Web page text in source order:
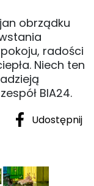
obrządku
radości
Niech ten
BIA24.
Udostępnij